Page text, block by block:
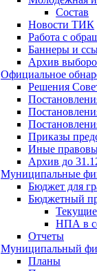
Состав
Новости ТИК
Работа с
Баннеры и
Архив
Официальное
Решения
Приказы
Иные
Архив до
Муниципальные
Бюджет для
Бюджетный
НПА в
Отчеты
Муниципальный
Планы